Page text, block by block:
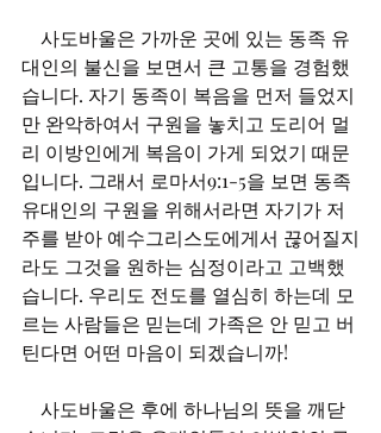
사도바울은 가까운 곳에 있는 동족 유
대인의 불신을 보면서 큰 고통을 경험했
습니다. 자기 동족이 복음을 먼저 들었지
만 완악하여서 구원을 놓치고 도리어 멀
리 이방인에게 복음이 가게 되었기 때문
입니다. 그래서 로마서9:1-5을 보면 동족
유대인의 구원을 위해서라면 자기가 저
주를 받아 예수그리스도에게서 끊어질지
라도 그것을 원하는 심정이라고 고백했
습니다. 우리도 전도를 열심히 하는데 모
르는 사람들은 믿는데 가족은 안 믿고 버
틴다면 어떤 마음이 되겠습니까!
사도바울은 후에 하나님의 뜻을 깨닫